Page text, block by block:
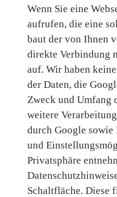
Wenn Sie eine
aufrufen, die eine
baut der von Ihnen
direkte Verbindung
auf. Wir haben
der Daten, die
Zweck und Umfang
weitere
durch Google sowie
und
Privatsphäre
Schaltfläche. Diese